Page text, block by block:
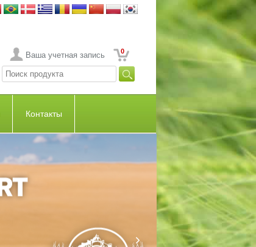
Ваша учетная запись 0
Контакты